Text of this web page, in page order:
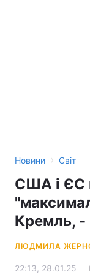
Новини › Світ
США і ЄС
Кремль, -
ЛЮДМИЛА
22:13, 28.01.25